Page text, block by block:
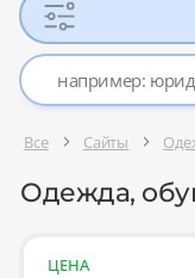
Все Сайты
Одежда,
ЦЕНА